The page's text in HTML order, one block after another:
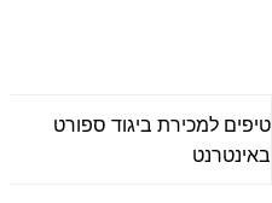
טיפים למכירת ביגוד ספורט
באינטרנט